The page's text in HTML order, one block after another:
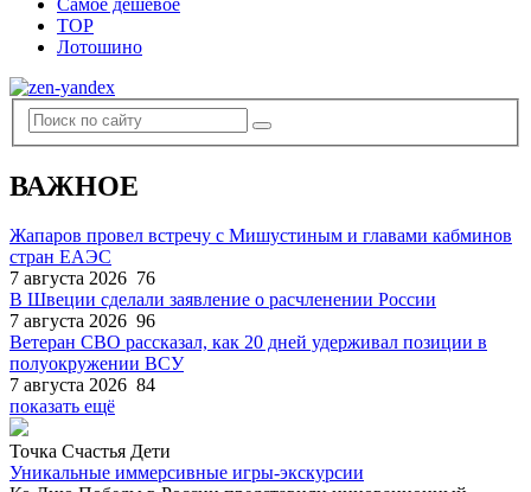
Самое дешевое
TOP
Лотошино
ВАЖНОЕ
Жапаров провел встречу с Мишустиным и главами кабминов
стран ЕАЭС
7 августа 2026 76
В Швеции сделали заявление о расчленении России
7 августа 2026 96
Ветеран СВО рассказал, как 20 дней удерживал позиции в
полуокружении ВСУ
7 августа 2026 84
показать ещё
Точка Счастья Дети
Уникальные иммерсивные игры-экскурсии